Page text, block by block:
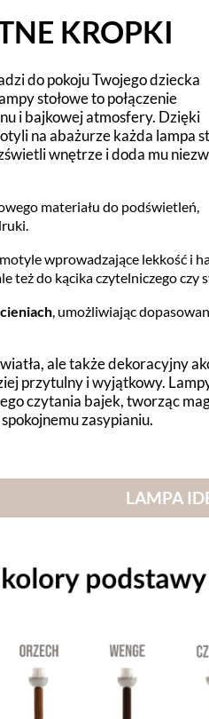
KROPKI
do pokoju Twojego dziecka
stołowe to połączenie
i bajkowej atmosfery. Dzięki
na abażurze każda lampa
wnętrze i doda mu
materiału do podświetleń,
wprowadzające lekkość i
też do kącika czytelniczego czy
, umożliwiając
ale także dekoracyjny
przytulny i wyjątkowy.
czytania bajek, tworząc
zasypianiu.
LAMPA